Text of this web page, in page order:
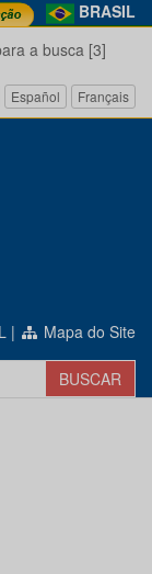
BRASIL
a busca [3]
Español Français
| Mapa do Site